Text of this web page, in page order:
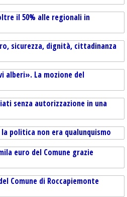
il 50% alle regionali in
sicurezza, dignità, cittadinanza
alberi». La mozione del
senza autorizzazione in una
politica non era qualunquismo
euro del Comune grazie
Comune di Roccapiemonte